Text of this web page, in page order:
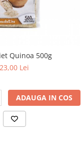
Quinoa 500g
23,00 Lei
ADAUGA IN COS